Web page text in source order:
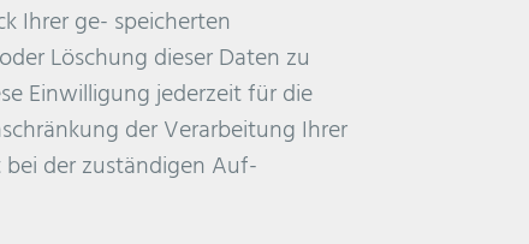
Ihrer ge- speicherten
Löschung dieser Daten zu
Einwilligung jederzeit für die
der Verarbeitung Ihrer
der zuständigen Auf-